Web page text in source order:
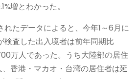
増とわかった。
たデータによると、今年1～6月に
検査した出入境者は前年同期比
万人であった。うち大陸部の居住
香港・マカオ・台湾の居住者は延